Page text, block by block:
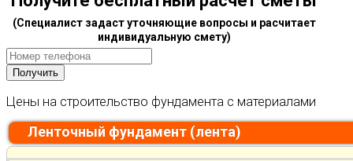
(Специалист задаст уточняющие вопросы и расчитает
индивидуальную смету)
Цены на строительство фундамента с материалами
Ленточный фундамент (лента)